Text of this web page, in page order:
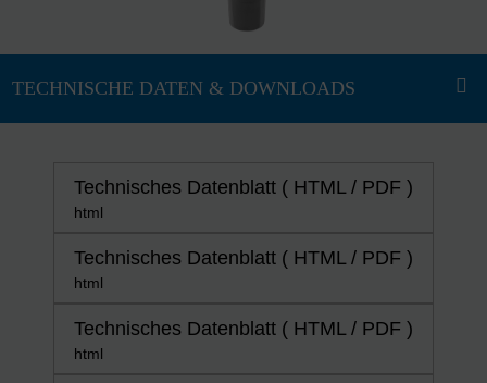
Technisches Datenblatt ( HTML / PDF )
html
Technisches Datenblatt ( HTML / PDF )
html
Technisches Datenblatt ( HTML / PDF )
html